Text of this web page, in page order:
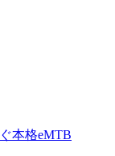
本格eMTB